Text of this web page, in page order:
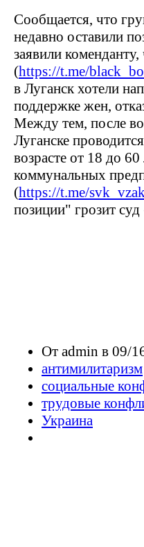
Сообщается, что
недавно оставили
заявили
(https://t.me/
в Луганск хотели
поддержке жен,
Между тем, после
Луганске
возрасте от 18 до
коммунальных
(https://t.me/
позиции" грозит суд
От admin в 09/
антимилитаризм
социальные
трудовые
Украина